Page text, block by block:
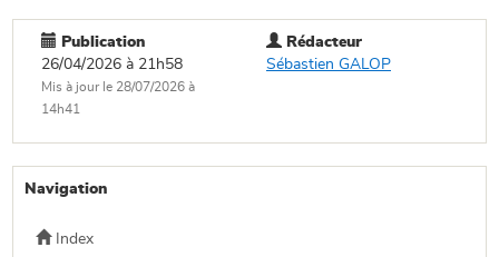
Publication
26/04/2026 à 21h58
Mis à jour le 28/07/2026 à
14h41
Rédacteur
Sébastien GALOP
Navigation
Index